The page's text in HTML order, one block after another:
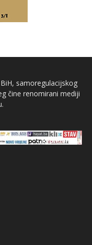
samoregulacijskog
čine renomirani mediji